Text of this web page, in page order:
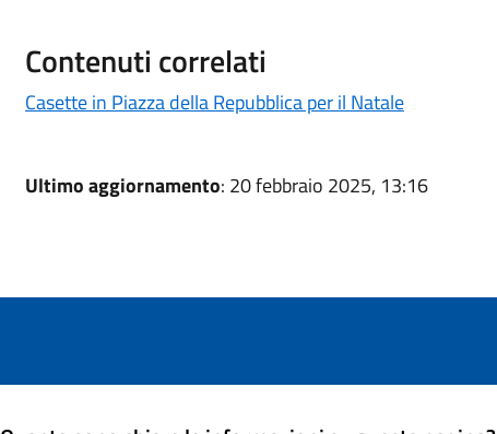
Contenuti correlati
Casette in Piazza della Repubblica per il Natale
Ultimo aggiornamento: 20 febbraio 2025, 13:16